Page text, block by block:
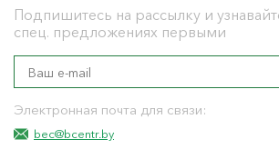
Подпишитесь на рассылку и
спец. предложениях первыми
Электронная почта для связи:
bec@bcentr.by